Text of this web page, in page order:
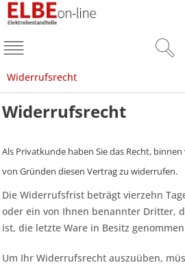
Widerrufsrecht
Widerrufsrecht
Als Privatkunde haben Sie das Recht,
von Gründen diesen Vertrag zu widerrufen.
Die Widerrufsfrist beträgt vierzehn
oder ein von Ihnen benannter Dritter,
ist, die letzte Ware in Besitz
Um Ihr Widerrufsrecht auszuüben,